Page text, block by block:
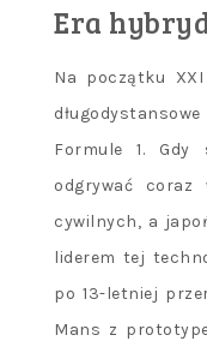
Era
Na początku
Formule 1. Gdy
odgrywać
cywilnych, a
liderem tej
po 13-letniej
Mans z